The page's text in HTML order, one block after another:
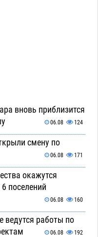
вновь приблизится
06.08 124
смену по
06.08 171
окажутся
поселений
06.08 160
ведутся работы по
06.08 192